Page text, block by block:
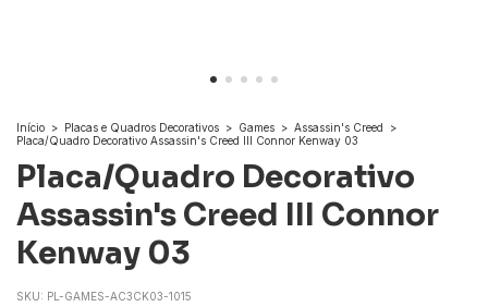
Início > Placas e Quadros Decorativos > Games > Assassin's Creed
>
Placa/Quadro Decorativo Assassin's Creed III Connor Kenway 03
Placa/Quadro Decorativo
Assassin's Creed III Connor
Kenway 03
SKU: PL-GAMES-AC3CK03-1015